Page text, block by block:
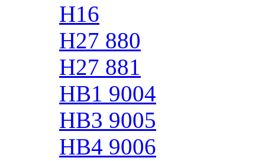
H16
H27 880
H27 881
HB1 9004
HB3 9005
HB4 9006